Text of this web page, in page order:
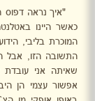
"איך נראה דפוס
כאשר היינו
המוכרת בליבי,
התשובה הזו, אבל
שאיתה אני
אפשור עצמי הן